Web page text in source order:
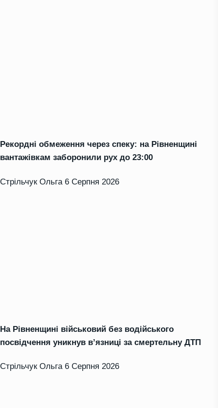
Рекордні обмеження через спеку: на Рівненщині
вантажівкам заборонили рух до 23:00
Стрільчук Ольга 6 Серпня 2026
На Рівненщині військовий без водійського
посвідчення уникнув в’язниці за смертельну ДТП
Стрільчук Ольга 6 Серпня 2026